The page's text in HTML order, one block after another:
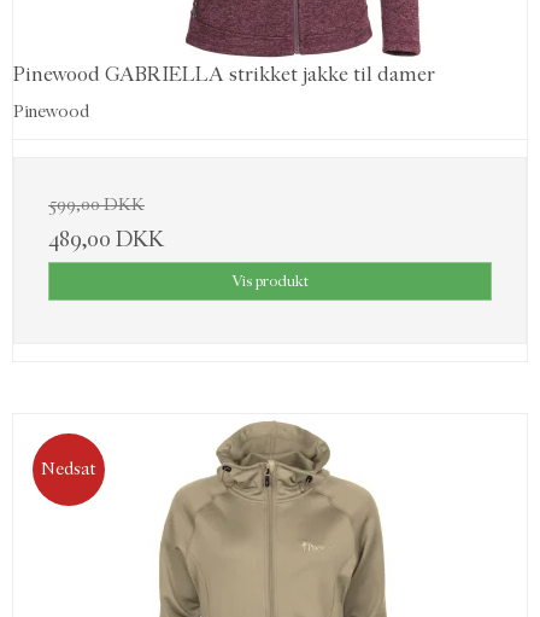
Pinewood GABRIELLA strikket jakke til damer
Pinewood
599,00 DKK
489,00 DKK
Vis produkt
Nedsat